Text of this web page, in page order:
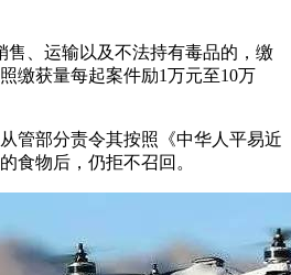
、运输以及不法持有毒品的，缴
缴获量每起案件励1万元至10万
部分责令其按照《中华人平易近
食物后，仍拒不召回。